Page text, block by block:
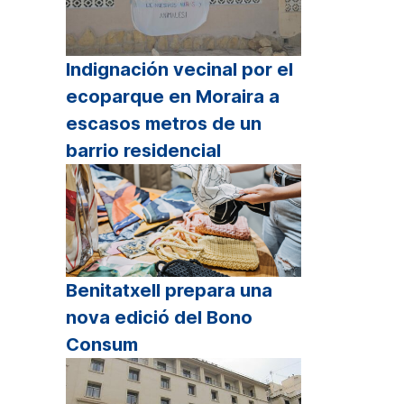
Indignación vecinal por el
ecoparque en Moraira a
escasos metros de un
barrio residencial
Benitatxell prepara una
nova edició del Bono
Consum